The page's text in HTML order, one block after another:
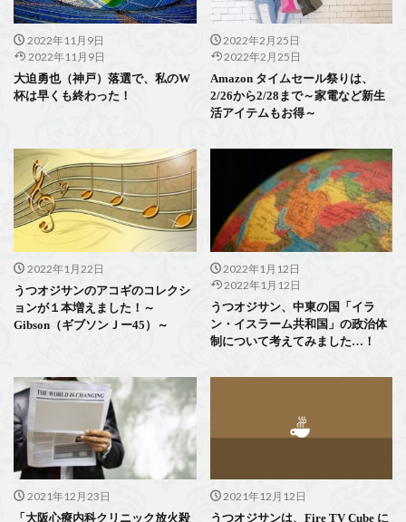
2022年11月9日
2022年11月9日
大迫勇也（神戸）落選で、私のW
杯は早くも終わった！
2022年2月25日
2022年2月25日
Amazon タイムセール祭りは、
2/26から2/28まで～家電など新生
活アイテムもお得～
2022年1月22日
うつオジサンのアコギのコレクシ
ョンが１本増えました！～
Gibson（ギブソンＪー45）～
2022年1月12日
2022年1月12日
うつオジサン、中東の国「イラ
ン・イスラーム共和国」の政治体
制について考えてみました…！
2021年12月23日
「大阪心療内科クリニック放火殺
2021年12月12日
うつオジサンは、Fire TV Cube に